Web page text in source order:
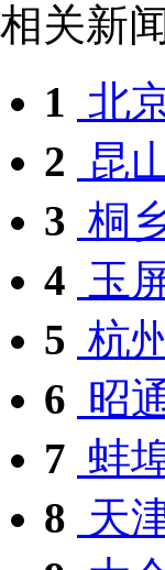
相关新
1 北
2
昆
3 桐
4 玉
5 杭
6 昭
7 蚌
8 天